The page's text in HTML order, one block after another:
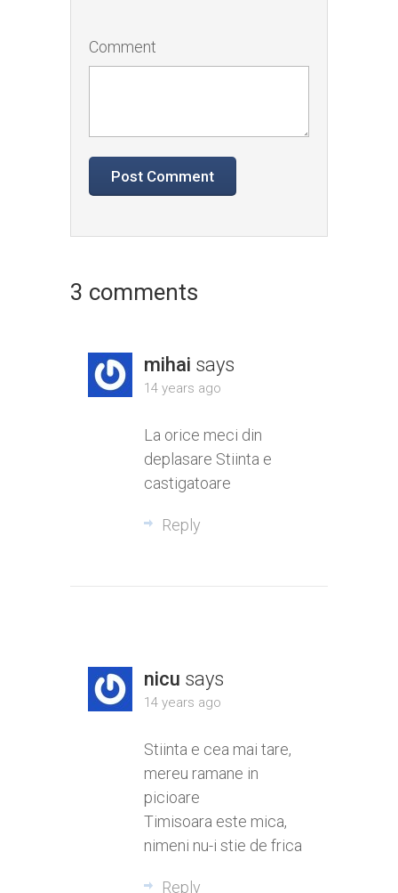
Comment
3 comments
mihai says
14 years ago
La orice meci din
deplasare Stiinta e
castigatoare
Reply
nicu says
14 years ago
Stiinta e cea mai tare,
mereu ramane in
picioare
Timisoara este mica,
nimeni nu-i stie de frica
Reply